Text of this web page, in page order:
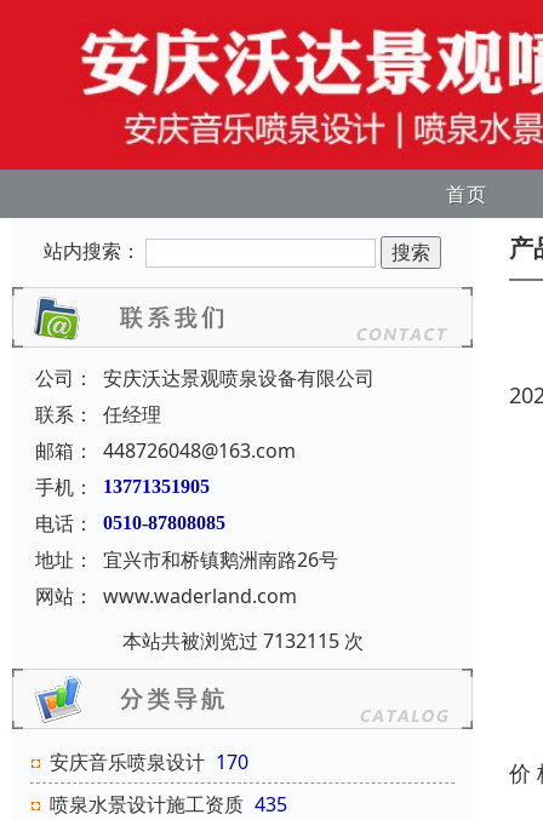
首页
站内搜索：
公司：
安庆沃达景观喷泉设备有限公司
联系：
任经理
邮箱：
448726048@163.com
手机：
13771351905
电话： 0510-87808085
地址：
宜兴市和桥镇鹅洲南路26号
网站：
www.waderland.com
本站共被浏览过 7132115 次
安庆音乐喷泉设计 170
喷泉水景设计施工资质 435
产
价